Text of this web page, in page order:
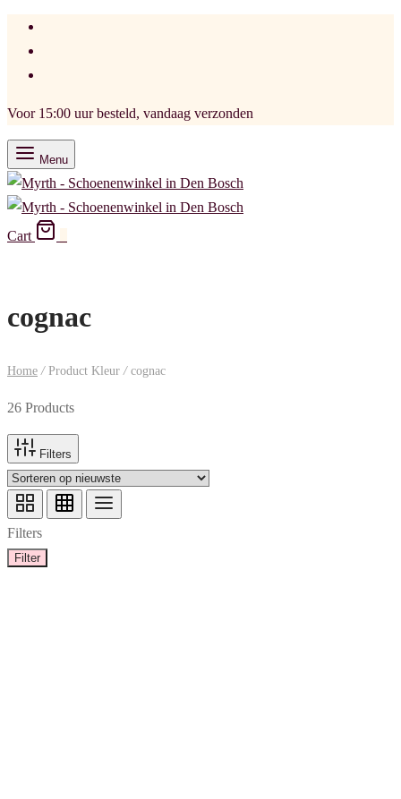
Voor 15:00 uur besteld, vandaag verzonden
Menu
Cart
cognac
Home /Product Kleur /cognac
26 Products
Filters
Filters
Filter